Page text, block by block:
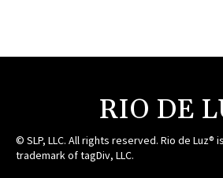
RIO DE
© SLP, LLC. All rights reserved. Rio de Luz®
trademark of tagDiv, LLC.